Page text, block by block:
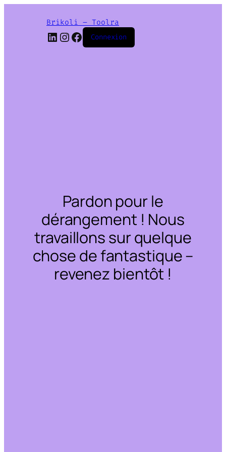
Brikoli – Toolra
LinkedIn
Instagram
Facebook
Connexion
Pardon pour le
dérangement ! Nous
travaillons sur quelque
chose de fantastique –
revenez bientôt !